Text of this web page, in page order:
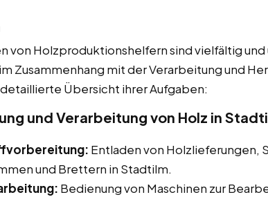
von Holzproduktionshelfern sind vielfältig und
Zusammenhang mit der Verarbeitung und
Übersicht ihrer Aufgaben:
und Verarbeitung von Holz in
Entladen von Holzlieferungen,
und Brettern in Stadtilm.
Bedienung von Maschinen zur